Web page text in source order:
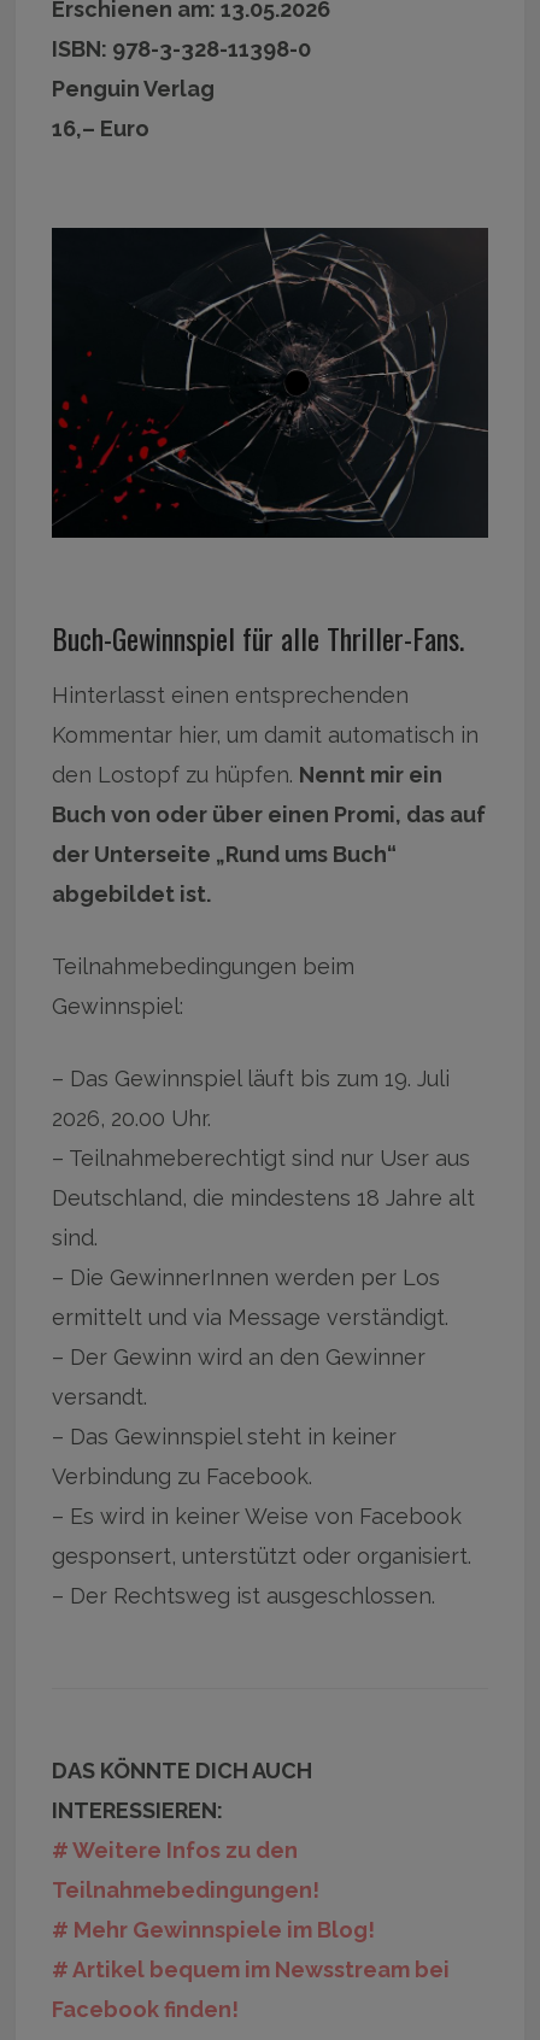
Erschienen am: 13.05.2026
ISBN: 978-3-328-11398-0
Penguin Verlag
16,– Euro
Buch-Gewinnspiel für alle Thriller-Fans.
Hinterlasst einen entsprechenden
Kommentar hier, um damit automatisch in
den Lostopf zu hüpfen. Nennt mir ein
Buch von oder über einen Promi, das auf
der Unterseite „Rund ums Buch“
abgebildet ist.
Teilnahmebedingungen beim
Gewinnspiel:
– Das Gewinnspiel läuft bis zum 19. Juli
2026, 20.00 Uhr.
– Teilnahmeberechtigt sind nur User aus
Deutschland, die mindestens 18 Jahre alt
sind.
– Die GewinnerInnen werden per Los
ermittelt und via Message verständigt.
– Der Gewinn wird an den Gewinner
versandt.
– Das Gewinnspiel steht in keiner
Verbindung zu Facebook.
– Es wird in keiner Weise von Facebook
gesponsert, unterstützt oder organisiert.
– Der Rechtsweg ist ausgeschlossen.
DAS KÖNNTE DICH AUCH
INTERESSIEREN:
# Weitere Infos zu den
Teilnahmebedingungen!
# Mehr Gewinnspiele im Blog!
# Artikel bequem im Newsstream bei
Facebook finden!